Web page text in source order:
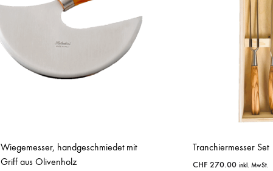
Wiegemesser, handgeschmiedet mit
Griff aus Olivenholz
Tranchiermesser Set
CHF 270.00 inkl. MwSt.